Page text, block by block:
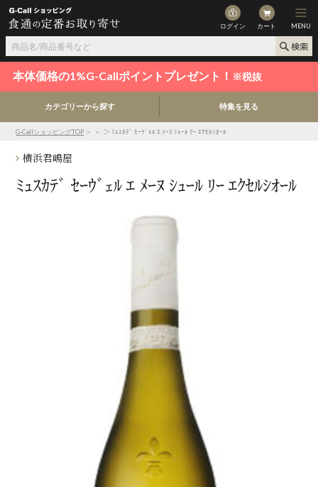
ログイン カート MENU
本体価格の1%G-Callポイントプレゼント！ ※税抜
カテゴリーから探す 特集を見る
G-CallショッピングTOP ＞ ＞ ＞ ﾐｭｽｶﾃﾞ ｾｰｳﾞｪﾙ ｴ ﾒｰﾇ ｼｭｰﾙ ﾘｰ ｴｸｾﾙｼｵｰﾙ
横浜君嶋屋
ﾐｭｽｶﾃﾞ ｾｰｳﾞｪﾙ ｴ ﾒｰﾇ ｼｭｰﾙ ﾘｰ ｴｸｾﾙｼｵｰﾙ